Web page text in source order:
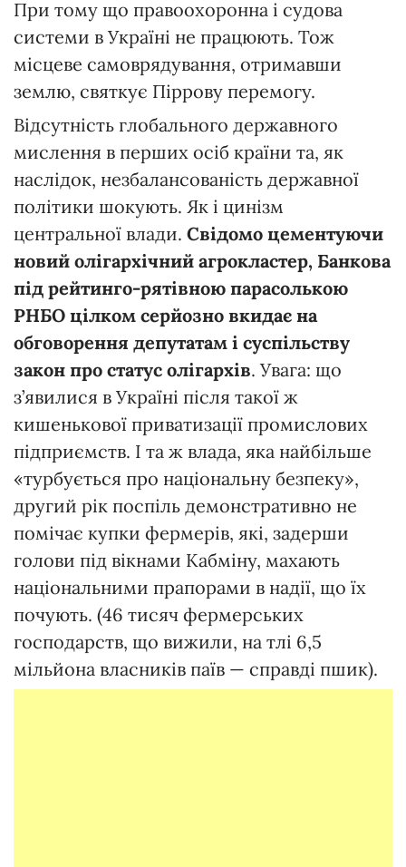
При тому що правоохоронна і судова
системи в Україні не працюють. Тож
місцеве самоврядування, отримавши
землю, святкує Піррову перемогу.
Відсутність глобального державного
мислення в перших осіб країни та, як
наслідок, незбалансованість державної
політики шокують. Як і цинізм
центральної влади. Свідомо цементуючи
новий олігархічний агрокластер, Банкова
під рейтинго-рятівною парасолькою
РНБО цілком серйозно вкидає на
обговорення депутатам і суспільству
закон про статус олігархів. Увага: що
з’явилися в Україні після такої ж
кишенькової приватизації промислових
підприємств. І та ж влада, яка найбільше
«турбується про національну безпеку»,
другий рік поспіль демонстративно не
помічає купки фермерів, які, задерши
голови під вікнами Кабміну, махають
національними прапорами в надії, що їх
почують. (46 тисяч фермерських
господарств, що вижили, на тлі 6,5
мільйона власників паїв — справді пшик).